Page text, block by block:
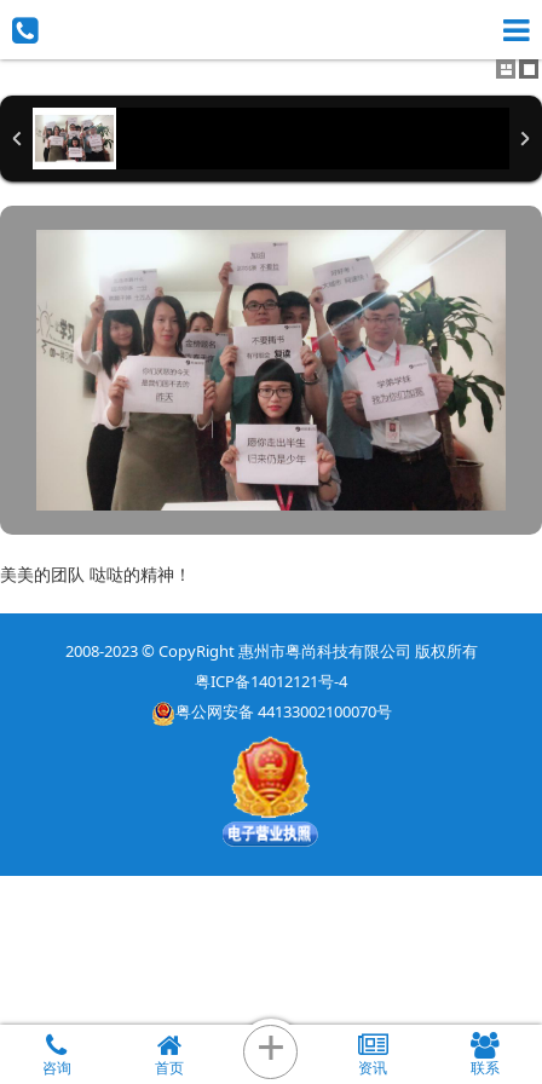
美美的团队 哒哒的精神！
2008-2023© CopyRight惠州市粤尚科技有限公司 版权所有
粤ICP备14012121号-4
粤公网安备 44133002100070号
咨询 首页 + 资讯 联系